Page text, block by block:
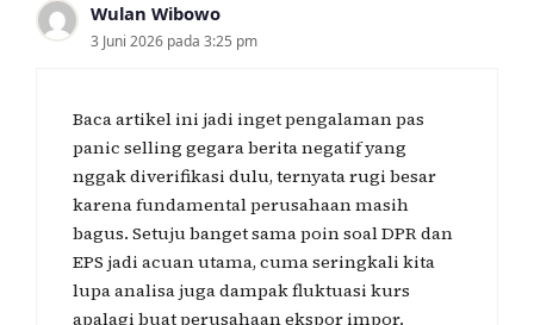
Wulan Wibowo
3 Juni 2026 pada 3:25 pm
Baca artikel ini jadi inget pengalaman pas
panic selling gegara berita negatif yang
nggak diverifikasi dulu, ternyata rugi besar
karena fundamental perusahaan masih
bagus. Setuju banget sama poin soal DPR dan
EPS jadi acuan utama, cuma seringkali kita
lupa analisa juga dampak fluktuasi kurs
apalagi buat perusahaan ekspor impor.